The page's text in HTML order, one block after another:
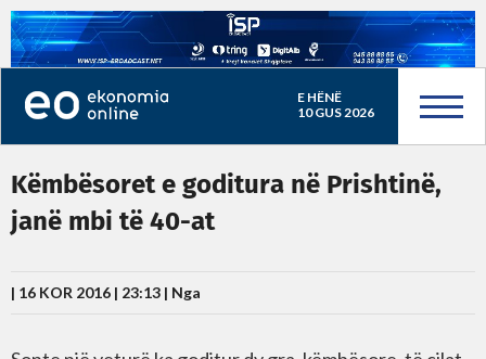
E HËNË
10 GUS 2026
Këmbësoret e goditura në Prishtinë,
janë mbi të 40-at
| 16 KOR 2016 | 23:13 | Nga